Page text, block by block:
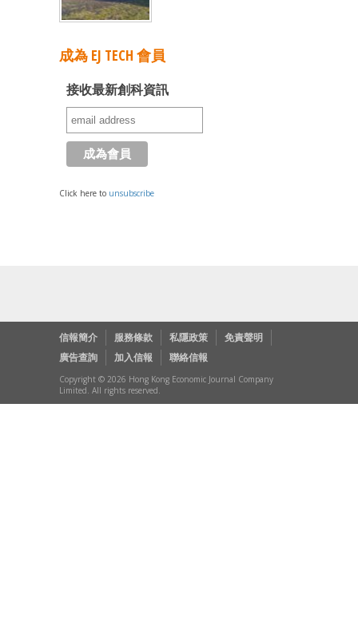
成為 EJ TECH 會員
接收最新創科資訊
Click here to unsubscribe
信報簡介 服務條款 私隱政策
免責聲明
廣告查詢
加入信報 聯絡信報
Copyright © 2026 Hong Kong Economic Journal Company
Limited. All rights reserved.